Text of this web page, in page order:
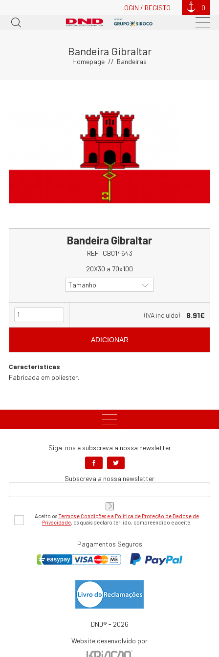
LOGIN / REGISTO 0
Bandeira Gibraltar
Homepage Bandeiras
Bandeira Gibraltar
REF: CB014643
20X30 a 70x100
Tamanho
(IVA incluído) 8.91€
ADICIONAR
Características
Fabricada em poliester.
Siga-nos e subscreva a nossa newsletter
Subscreva a nossa newsletter
Aceito osTermos e Condições e a Política de Proteção de Dados e de
Privacidade, os quais declaro ter lido, compreendido e aceite.
Pagamentos Seguros
DND® - 2026
Website desenvolvido por